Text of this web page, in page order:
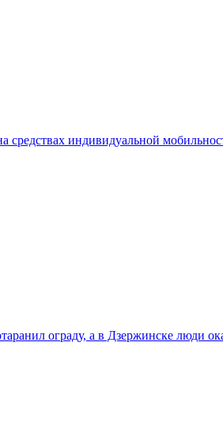
индивидуальной
ограду, а в Дзержинске люди